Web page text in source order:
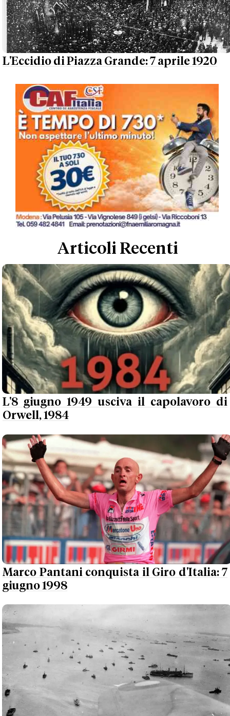
L'Eccidio di Piazza Grande: 7 aprile 1920
Articoli Recenti
L'8 giugno 1949 usciva il capolavoro di
Orwell, 1984
Marco Pantani conquista il Giro d'Italia: 7
giugno 1998